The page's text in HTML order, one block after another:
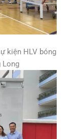
kiện HLV bóng
Long